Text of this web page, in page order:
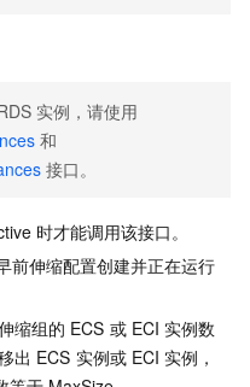
实例，请使用
和
接口。
时才能调用该接口。
前伸缩配置创建并正在运行
缩组的 ECS 或 ECI 实例数
出 ECS 实例或 ECI 实例，